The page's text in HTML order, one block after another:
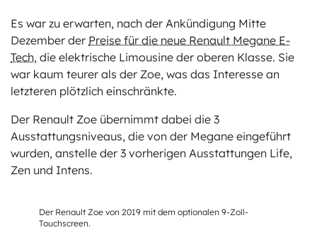
Es war zu erwarten, nach der Ankündigung Mitte
Dezember der Preise für die neue Renault Megane E-
Tech, die elektrische Limousine der oberen Klasse. Sie
war kaum teurer als der Zoe, was das Interesse an
letzteren plötzlich einschränkte.
Der Renault Zoe übernimmt dabei die 3
Ausstattungsniveaus, die von der Megane eingeführt
wurden, anstelle der 3 vorherigen Ausstattungen Life,
Zen und Intens.
Der Renault Zoe von 2019 mit dem optionalen 9-Zoll-
Touchscreen.